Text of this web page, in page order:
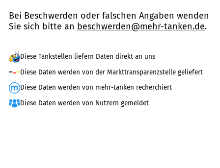
Bei Beschwerden oder falschen Angaben wenden
Sie sich bitte an beschwerden@mehr-tanken.de.
Diese Tankstellen liefern Daten direkt an uns
Diese Daten werden von der Markttransparenzstelle geliefert
Diese Daten werden von mehr-tanken recherchiert
Diese Daten werden von Nutzern gemeldet